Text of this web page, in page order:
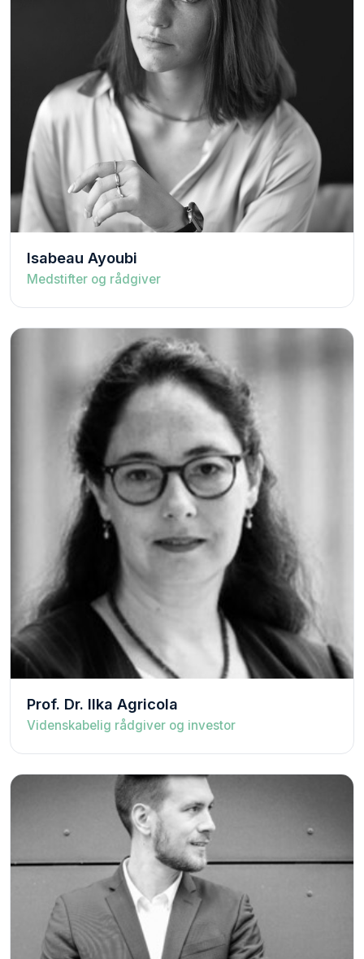
Isabeau Ayoubi
Medstifter og rådgiver
Prof. Dr. Ilka Agricola
Videnskabelig rådgiver og investor